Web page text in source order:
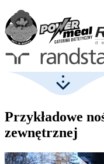
Przykładowe
zewnętrznej